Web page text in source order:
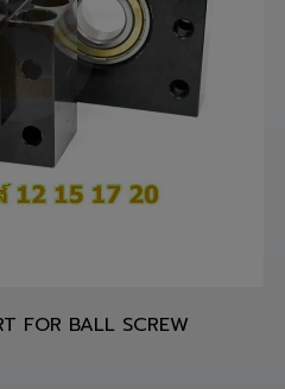
FOR BALL SCREW